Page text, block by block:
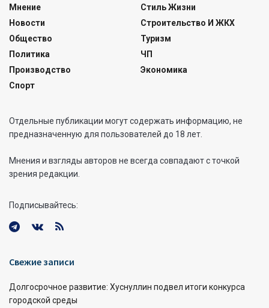
Мнение
Новости
Общество
Политика
Производство
Спорт
Стиль Жизни
Строительство И ЖКХ
Туризм
ЧП
Экономика
Отдельные публикации могут содержать информацию, не
предназначенную для пользователей до 18 лет.
Мнения и взгляды авторов не всегда совпадают с точкой
зрения редакции.
Подписывайтесь:
Свежие записи
Долгосрочное развитие: Хуснуллин подвел итоги конкурса
городской среды